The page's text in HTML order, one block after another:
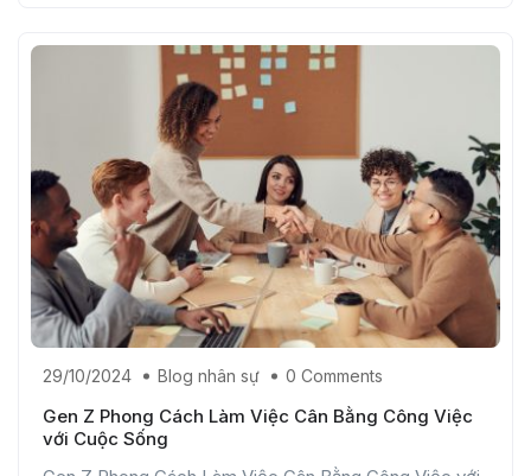
29/10/2024 Blog nhân sự 0 Comments
Gen Z Phong Cách Làm Việc Cân Bằng Công Việc
với Cuộc Sống